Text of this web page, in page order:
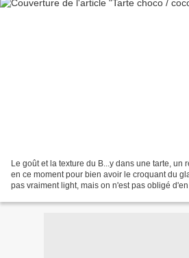
Le goût et la texture du B...y dans une tarte, un
en ce moment pour bien avoir le croquant du
pas vraiment light, mais on n'est pas obligé